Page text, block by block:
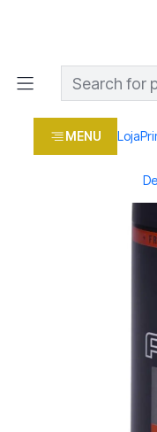
MENU Loja
Os melhores preços em
Home Loja